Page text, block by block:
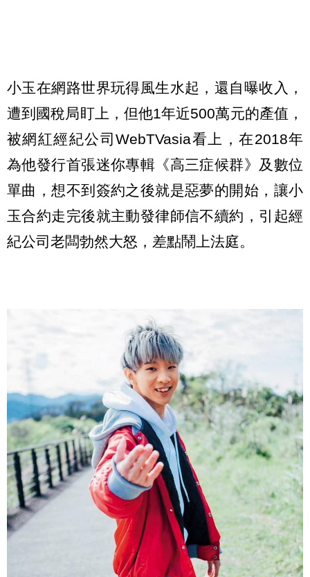
小玉在網路世界玩得風生水起，還自曝收入，
遭到國稅局盯上，但他1年近500萬元的產值，
被網紅經紀公司WebTVasia看上，在2018年
為他發行首張迷你專輯《高三症候群》及數位
單曲，想不到簽約之後就是惡夢的開始，讓小
玉合約走完後就主動發律師信不續約，引起經
紀公司老闆勃然大怒，差點鬧上法庭。